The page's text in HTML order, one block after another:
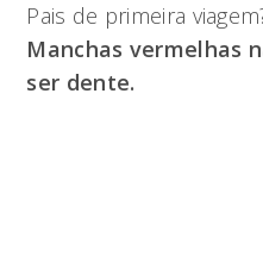
Pais de primeira
Manchas vermelhas
ser dente.